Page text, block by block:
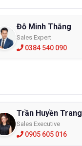
Đỗ Minh Thắng
Sales Expert
0384 540 090
Trần Huyền Trang
Sales Executive
0905 605 016